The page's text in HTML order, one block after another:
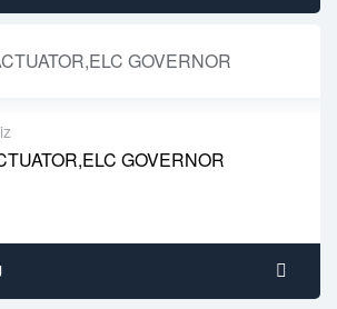
GOVERNOR
2 business days